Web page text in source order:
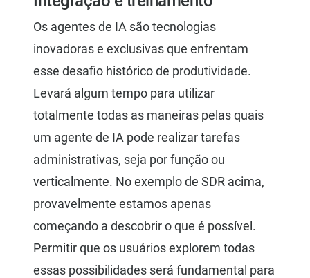
Os agentes de IA são tecnologias
inovadoras e exclusivas que enfrentam
esse desafio histórico de produtividade.
Levará algum tempo para utilizar
totalmente todas as maneiras pelas quais
um agente de IA pode realizar tarefas
administrativas, seja por função ou
verticalmente. No exemplo de SDR acima,
provavelmente estamos apenas
começando a descobrir o que é possível.
Permitir que os usuários explorem todas
essas possibilidades será fundamental para